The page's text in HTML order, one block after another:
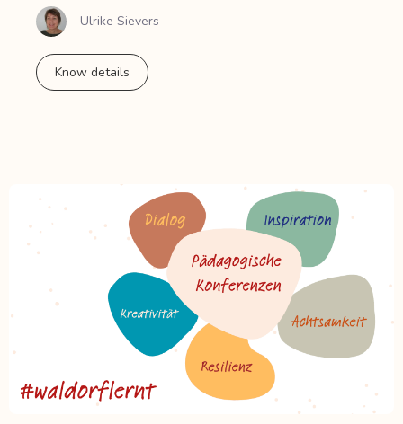
Ulrike Sievers
Know details